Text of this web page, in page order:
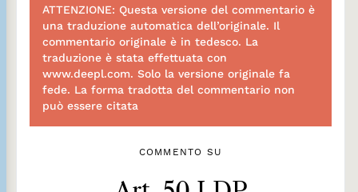
ATTENZIONE: Questa versione del commentario è
una traduzione automatica dell’originale. Il
commentario originale è in tedesco. La
traduzione è stata effettuata con
www.deepl.com. Solo la versione originale fa
fede. La forma tradotta del commentario non
può essere citata
COMMENTO SU